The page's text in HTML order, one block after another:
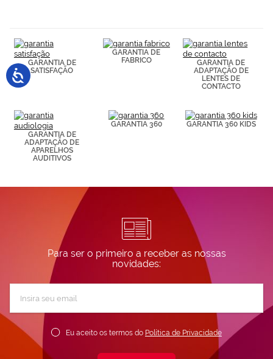
GARANTIA DE
SATISFAÇÃO
GARANTIA DE
FABRICO
GARANTIA DE
ADAPTAÇÃO DE
LENTES DE
CONTACTO
GARANTIA DE
ADAPTAÇÃO DE
APARELHOS
AUDITIVOS
GARANTIA 360 GARANTIA 360 KIDS
Para ser o primeiro a receber as nossas
novidades:
Newsletter:
Eu aceito os termos do Política de Privacidade